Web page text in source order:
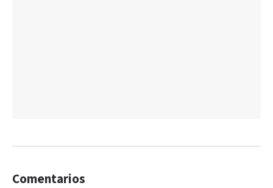
Comentarios